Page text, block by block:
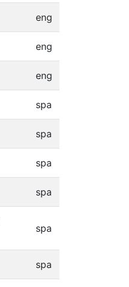
eng
eng
eng
spa
spa
spa
spa
spa
spa